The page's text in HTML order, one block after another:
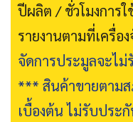
ปีผลิต / ชั่วโมงการใ
รายงานตามที่เครื่อ
จัดการประมูลจะไม่
*** สินค้าขายตาม
เบื้องต้น ไม่รับประ